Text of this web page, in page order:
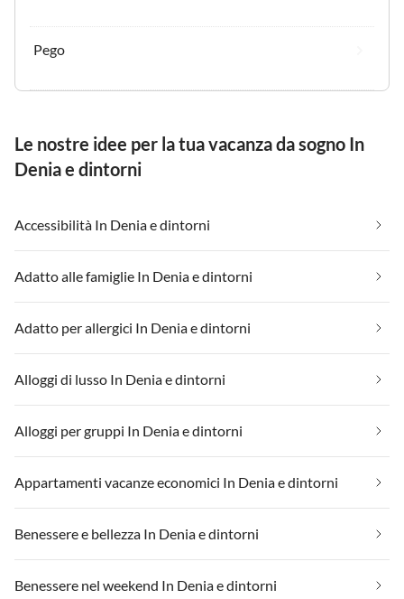
Pego
Le nostre idee per la tua vacanza da sogno In
Denia e dintorni
Accessibilità In Denia e dintorni
Adatto alle famiglie In Denia e dintorni
Adatto per allergici In Denia e dintorni
Alloggi di lusso In Denia e dintorni
Alloggi per gruppi In Denia e dintorni
Appartamenti vacanze economici In Denia e dintorni
Benessere e bellezza In Denia e dintorni
Benessere nel weekend In Denia e dintorni